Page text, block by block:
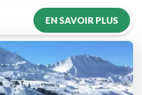
EN SAVOIR PLUS